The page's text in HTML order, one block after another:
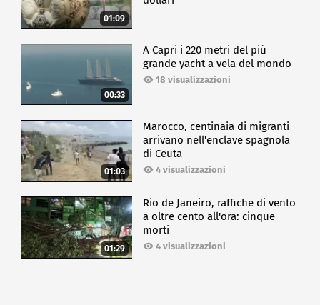
01:09
00:33
A Capri i 220 metri del più
grande yacht a vela del mondo
18 visualizzazioni
01:03
Marocco, centinaia di migranti
arrivano nell'enclave spagnola
di Ceuta
4 visualizzazioni
01:29
Rio de Janeiro, raffiche di vento
a oltre cento all'ora: cinque
morti
4 visualizzazioni